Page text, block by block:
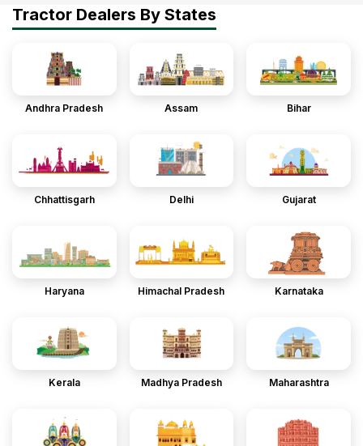
Tractor Dealers By States
Andhra Pradesh Assam Bihar
Chhattisgarh Delhi Gujarat
Haryana Himachal Pradesh Karnataka
Kerala Madhya Pradesh Maharashtra